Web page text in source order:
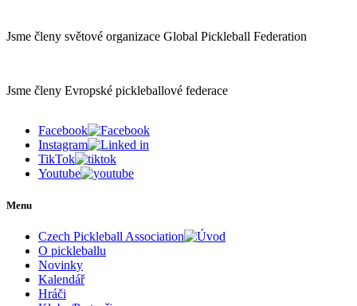
Jsme členy světové organizace Global Pickleball Federation
Jsme členy Evropské pickleballové federace
Facebook
Instagram
TikTok
Youtube
Menu
Czech Pickleball Association
O pickleballu
Novinky
Kalendář
Hráči